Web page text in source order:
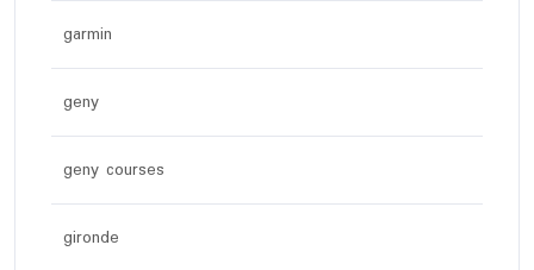
garmin
geny
geny courses
gironde